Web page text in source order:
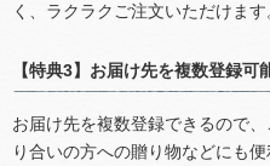
く、ラクラクご注文いただけます
【特典3】お届け先を複数登録可
お届け先を複数登録できるので
り合いの方への贈り物などにも便